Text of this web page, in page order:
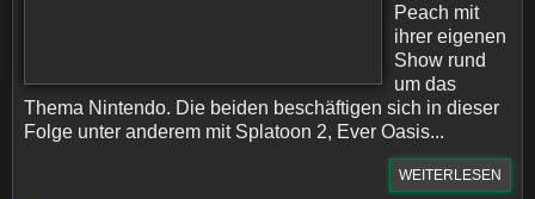
Peach mit
ihrer eigenen
Show rund
um das
Thema Nintendo. Die beiden beschäftigen sich in dieser
Folge unter anderem mit Splatoon 2, Ever Oasis...
WEITERLESEN